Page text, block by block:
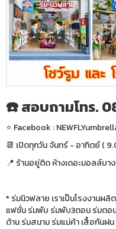
☎️ สอบถามโทร.
⭐️ Facebook :
📆 เปิดทุกวัน จันทร์ - อาทิตย์ (
📍 ร้านอยู่ติด ห้างเดอะมอลล์บ
* ร่มนิวฟลาย เราเป็นโรงงานผ
แฟชั่น ร่มพับ ร่มพับ3ตอน ร่มตอน
ด้าน ร่มสนาม ร่มแม่ค้า เสื้อกันฝน